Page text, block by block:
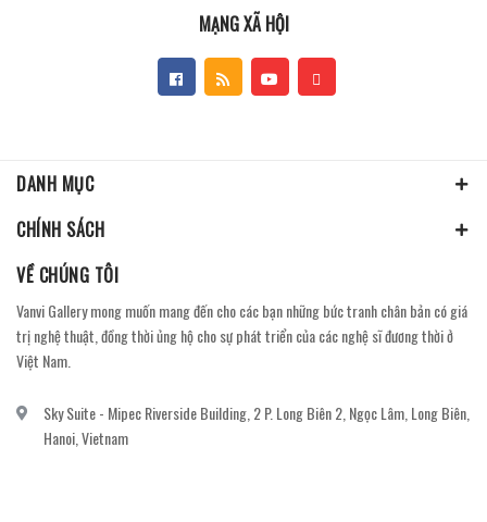
MẠNG XÃ HỘI
DANH MỤC
CHÍNH SÁCH
VỀ CHÚNG TÔI
Vanvi Gallery mong muốn mang đến cho các bạn những bức tranh chân bản có giá
trị nghệ thuật, đồng thời ủng hộ cho sự phát triển của các nghệ sĩ đương thời ở
Việt Nam.
Sky Suite - Mipec Riverside Building, 2 P. Long Biên 2, Ngọc Lâm, Long Biên,
Hanoi, Vietnam